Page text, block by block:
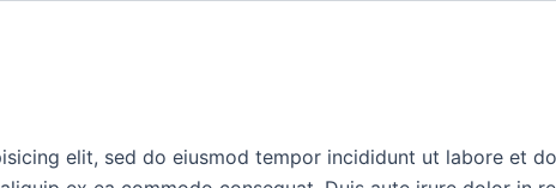
elit, sed do eiusmod tempor incididunt ut labore et